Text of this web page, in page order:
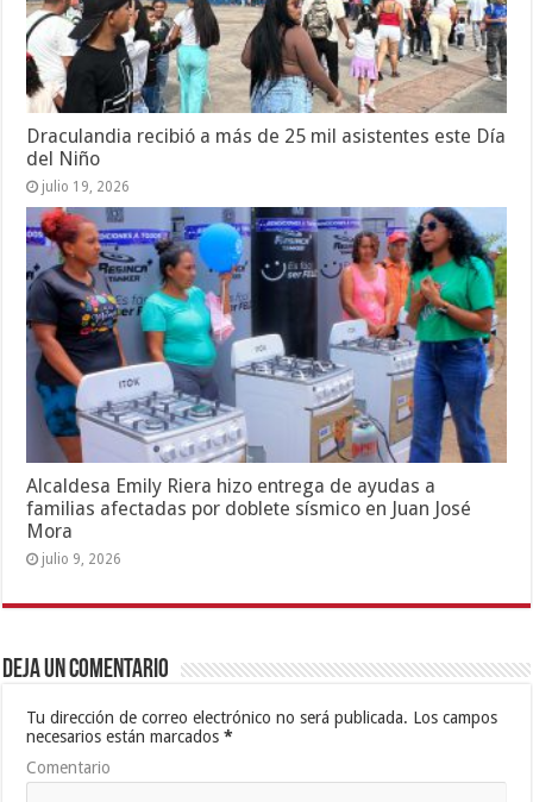
Draculandia recibió a más de 25 mil asistentes este Día
del Niño
julio 19, 2026
Alcaldesa Emily Riera hizo entrega de ayudas a
familias afectadas por doblete sísmico en Juan José
Mora
julio 9, 2026
Deja un comentario
Tu dirección de correo electrónico no será publicada. Los campos
necesarios están marcados*
Comentario